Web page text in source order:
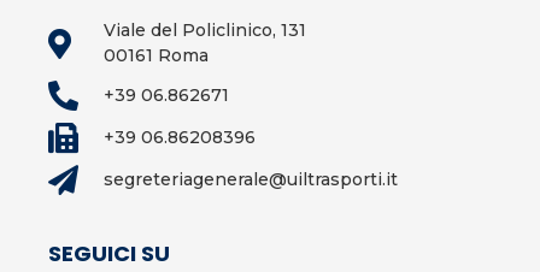
Viale del Policlinico, 131
00161 Roma
+39 06.862671
+39 06.86208396
segreteriagenerale@uiltrasporti.it
SEGUICI SU